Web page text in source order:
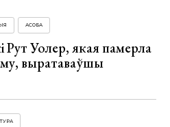
АСОБА
Рут Уолер, якая памерла
выратаваўшы